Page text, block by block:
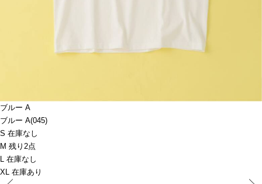
ブルー A
ブルー A(045)
S 在庫なし
M 残り2点
L 在庫なし
XL 在庫あり
Prev